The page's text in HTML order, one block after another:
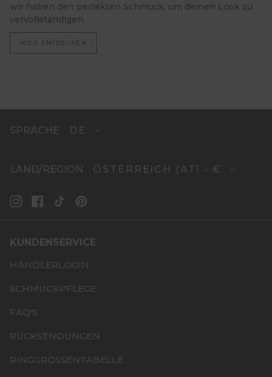
wir haben den perfekten Schmuck, um deinen Look zu
vervollständigen.
HIER ENTDECKEN
SPRACHE DE
LAND/REGION ÖSTERREICH (AT) - €
INSTAGRAM
FACEBOOK
TIKTOK
KUNDENSERVICE
HÄNDLERLOGIN
SCHMUCKPFLEGE
FAQ'S
RÜCKSENDUNGEN
RINGGRÖSSENTABELLE